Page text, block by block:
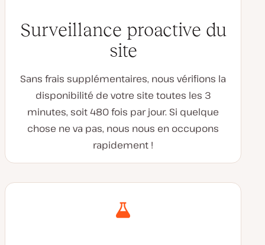
Surveillance proactive du
site
Sans frais supplémentaires, nous vérifions la
disponibilité de votre site toutes les 3
minutes, soit 480 fois par jour. Si quelque
chose ne va pas, nous nous en occupons
rapidement !